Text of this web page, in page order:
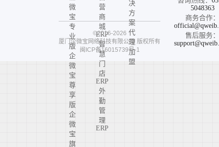
微
宝
专
业
版
企
微
宝
尊
享
版
企
微
宝
旗
营
商
城
ERP
智
慧
门
店
ERP
外
勤
管
理
ERP
决
方
案
代
理
加
盟
5048363
商务合作：
售后服务：
©2016-2026
厦门企微宝网络科技有限公司 版权所有
闽ICP备16015739号-1